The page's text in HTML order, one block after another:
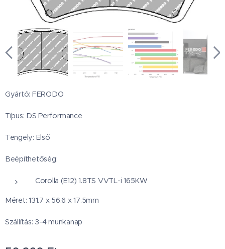
Gyártó: FERODO
Típus: DS Performance
Tengely: Első
Beépíthetőség:
Corolla (E12) 1.8TS VVTL-i 165KW
Méret: 131.7 x 56.6 x 17.5mm
Szállítás: 3-4 munkanap